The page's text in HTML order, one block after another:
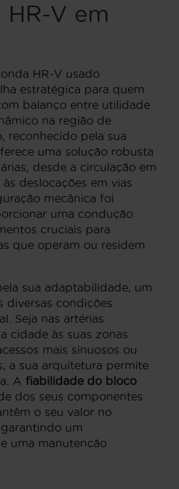
V em
HR-V usado
estratégica para quem
balanço entre utilidade
na região de
reconhecido pela sua
uma solução robusta
desde a circulação em
deslocações em vias
mecânica foi
uma condução
cruciais para
que operam ou residem
sua adaptabilidade, um
diversas condições
Seja nas artérias
cidade às suas zonas
mais sinuosos ou
a sua arquitetura permite
A fiabilidade do bloco
dos seus componentes
o seu valor no
um
uma manutenção